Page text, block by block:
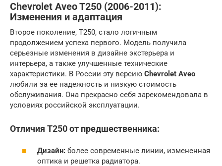
Chevrolet Aveo T250 (2006-2011):
Изменения и адаптация
Второе поколение, T250, стало логичным
продолжением успеха первого. Модель получила
серьезные изменения в дизайне экстерьера и
интерьера, а также улучшенные технические
характеристики. В России эту версию Chevrolet Aveo
любили за ее надежность и низкую стоимость
обслуживания. Она прекрасно себя зарекомендовала в
условиях российской эксплуатации.
Отличия T250 от предшественника:
Дизайн: более современные линии, измененная
оптика и решетка радиатора.